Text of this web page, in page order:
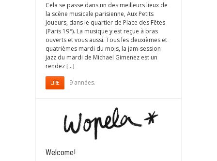
Cela se passe dans un des meilleurs lieux de
la scène musicale parisienne, Aux Petits
Joueurs, dans le quartier de Place des Fêtes
(Paris 19°). La musique y est reçue à bras
ouverts et vous aussi. Tous les deuxièmes et
quatrièmes mardi du mois, la jam-session
jazz du mardi de Michael Gimenez est un
rendez […]
LIRE 9 années.
Welcome!